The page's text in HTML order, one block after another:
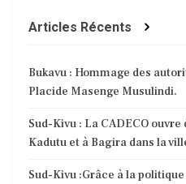
Articles Récents
Bukavu : Hommage des
Placide Masenge Musulindi.
Sud-Kivu : La CADECO
Kadutu et à Bagira dans la
Sud-Kivu :Grâce à la